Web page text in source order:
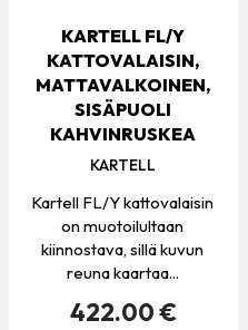
KARTELL FL/Y
KATTOVALAISIN,
MATTAVALKOINEN,
SISÄPUOLI
KAHVINRUSKEA
KARTELL
Kartell FL/Y kattovalaisin
on muotoilultaan
kiinnostava, sillä kuvun
reuna kaartaa...
422.00 €